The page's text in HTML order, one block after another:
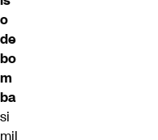
o
de
bo
m
ba
si
mil